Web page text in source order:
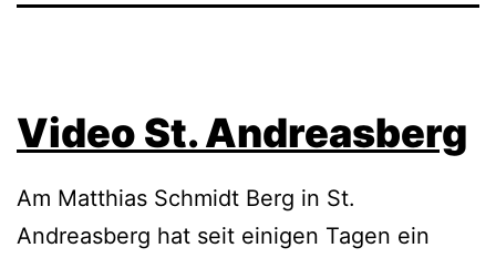
Video St. Andreasberg
Am Matthias Schmidt Berg in St.
Andreasberg hat seit einigen Tagen ein